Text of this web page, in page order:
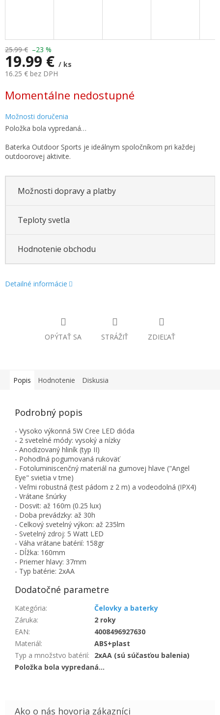
25.99 € –23 %
19.99 € / ks
16.25 € bez DPH
cena:
Momentálne nedostupné
Možnosti doručenia
Položka bola vypredaná…
Baterka Outdoor Sports je ideálnym spoločníkom pri každej
outdoorovej aktivite.
Možnosti dopravy a platby
Teploty svetla
Hodnotenie obchodu
Detailné informácie
OPÝTAŤ SA STRÁŽIŤ ZDIEĽAŤ
Popis Hodnotenie Diskusia
Podrobný popis
- Vysoko výkonná 5W Cree LED dióda
- 2 svetelné módy: vysoký a nízky
- Anodizovaný hliník (typ II)
- Pohodlná pogumovaná rukoväť
- Fotoluminiscenčný materiál na gumovej hlave ("Angel
Eye" svietia v tme)
- Veľmi robustná (test pádom z 2 m) a vodeodolná (IPX4)
- Vrátane šnúrky
- Dosvit: až 160m (0.25 lux)
- Doba prevádzky: až 30h
- Celkový svetelný výkon: až 235lm
- Svetelný zdroj: 5 Watt LED
- Váha vrátane batérií: 158gr
- Dĺžka: 160mm
- Priemer hlavy: 37mm
- Typ batérie: 2xAA
Dodatočné parametre
Kategória:
Čelovky a baterky
Záruka:
2 roky
EAN:
4008496927630
Materiál:
ABS+plast
Typ a množstvo batérií:
2xAA (sú súčasťou balenia)
Položka bola vypredaná…